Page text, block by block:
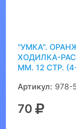
"УМКА".
ХОДИЛКА-
ММ. 12 СТР.
Артикул: 978-
70